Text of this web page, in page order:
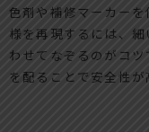
色剤や補修マーカー
様を再現するには、
わせてなぞるのがコ
を配ることで安全性が